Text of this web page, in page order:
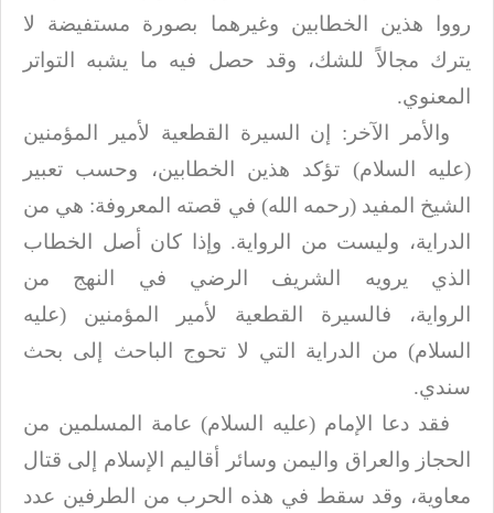
رووا هذين الخطابين
وغيرهما بصورة مستفيضة لا
يترك مجالاً للشك، وقد حصل فيه ما يشبه التواتر
المعنوي.
والأمر الآخر: إن السيرة القطعية لأمير المؤمنين
(عليه السلام) تؤكد هذين الخطابين، وحسب تعبير
الشيخ المفيد (رحمه الله) في قصته المعروفة: هي من
الدراية، وليست من الرواية. وإذا كان أصل الخطاب
الذي يرويه الشريف الرضي في النهج من
الرواية،
فالسيرة القطعية لأمير المؤمنين (عليه
السلام) من الدراية التي لا تحوج الباحث إلى بحث
سندي.
فقد دعا الإمام (عليه السلام) عامة المسلمين من
الحجاز والعراق واليمن وسائر أقاليم الإسلام إلى قتال
معاوية، وقد سقط في هذه الحرب من الطرفين عدد